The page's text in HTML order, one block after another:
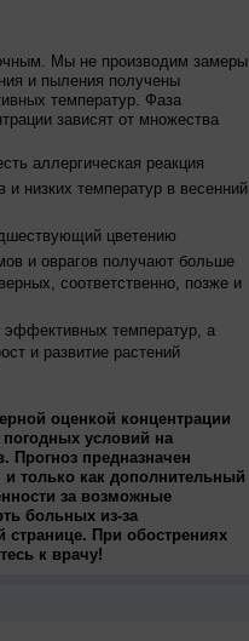
Мы не производим замеры
и пыления получены
температур. Фаза
зависят от множества
аллергическая реакция
и низких температур в весенний
цветению
и оврагов получают больше
соответственно, позже и
температур, а
и развитие растений
оценкой концентрации
условий на
Прогноз предназначен
и только как дополнительный
за возможные
больных из-за
При обострениях
к врачу!